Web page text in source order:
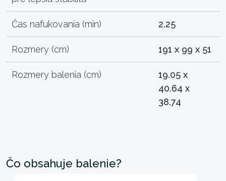
Čas nafukovania (min) 2.25
Rozmery (cm) 191 x 99 x 51
Rozmery balenia (cm)
19.05 x
40.64 x
38.74
Čo obsahuje balenie?